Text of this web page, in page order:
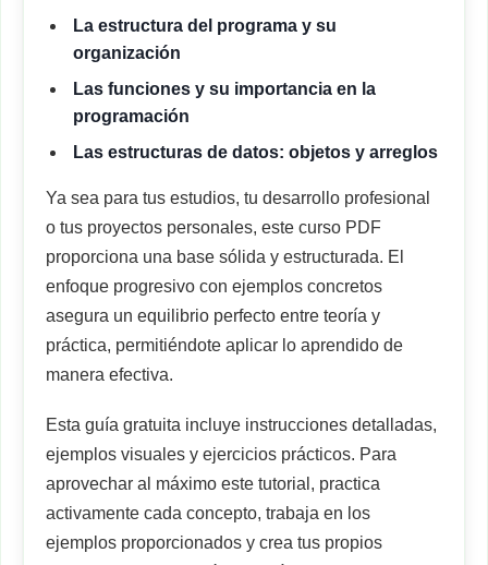
La estructura del programa y su
organización
Las funciones y su importancia en la
programación
Las estructuras de datos: objetos y arreglos
Ya sea para tus estudios, tu desarrollo profesional
o tus proyectos personales, este curso PDF
proporciona una base sólida y estructurada. El
enfoque progresivo con ejemplos concretos
asegura un equilibrio perfecto entre teoría y
práctica, permitiéndote aplicar lo aprendido de
manera efectiva.
Esta guía gratuita incluye instrucciones detalladas,
ejemplos visuales y ejercicios prácticos. Para
aprovechar al máximo este tutorial, practica
activamente cada concepto, trabaja en los
ejemplos proporcionados y crea tus propios